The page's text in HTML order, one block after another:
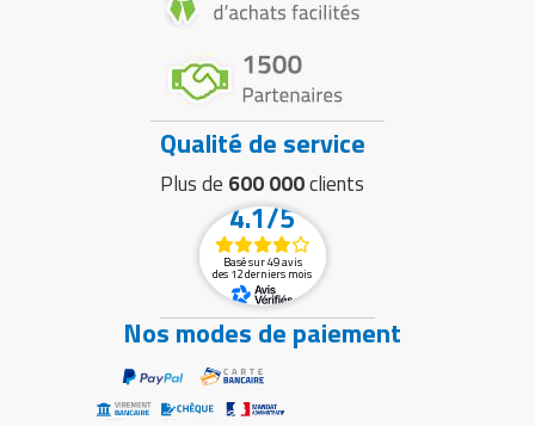
Qualité de service
Plus de 600 000clients
4.1/5
Basé sur 49 avis
des 12 derniers mois
Nos modes de paiement